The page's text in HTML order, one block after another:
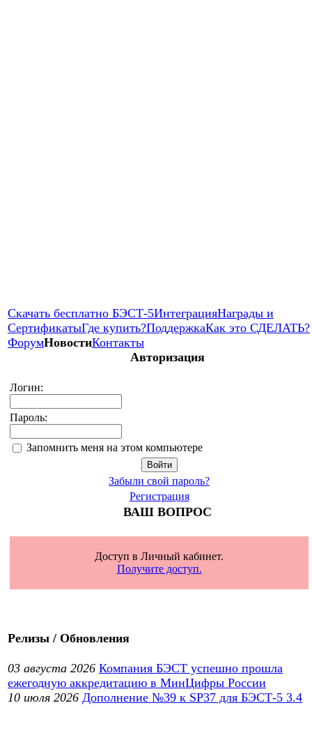
Скачать бесплатно БЭСТ-5ИнтеграцияНаграды и
СертификатыГде купить?ПоддержкаКак это СДЕЛАТЬ?
ФорумНовостиКонтакты
Авторизация
Логин:
Пароль:
Запомнить меня на этом компьютере
Забыли свой пароль?
Регистрация
ВАШ ВОПРОС
Доступ в Личный кабинет.
Получите доступ.
Релизы / Обновления
03 августа 2026 Компания БЭСТ успешно прошла
ежегодную аккредитацию в МинЦифры России
10 июля 2026 Дополнение №39 к SP37 для БЭСТ-5 3.4